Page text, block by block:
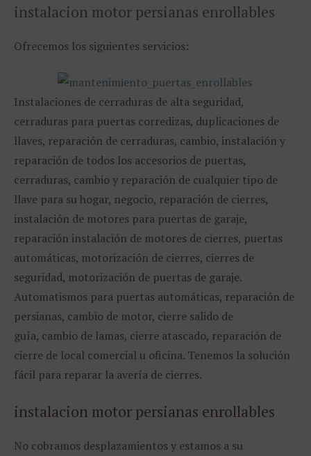
instalacion motor persianas enrollables
Ofrecemos los siguientes servicios:
Instalaciones de cerraduras de alta seguridad,
cerraduras para puertas corredizas, duplicaciones de
llaves, reparación de cerraduras, cambio, instalación y
reparación de todos los accesorios de puertas,
cerraduras, cambio y reparación de cualquier tipo de
llave para su hogar, negocio, reparación de cierres,
instalación de motores para puertas de garaje,
reparación instalación de motores de cierres, puertas
automáticas, motorización de cierres, cierres de
seguridad, motorización de puertas de garaje.
Automatismos para puertas automáticas, reparación de
persianas, cambio de motor, cierre salido de
guía, cambio de lamas, cierre atascado, reparación de
cierre de local comercial u oficina. Tenemos la solución
fácil para reparar la avería de cierres.
instalacion motor persianas enrollables
No cobramos desplazamientos y estamos a su